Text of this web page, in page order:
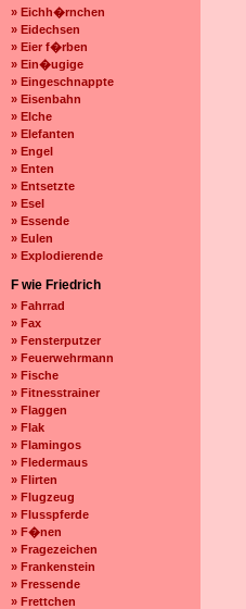
» Eichh�rnchen
» Eidechsen
» Eier f�rben
» Ein�ugige
» Eingeschnappte
» Eisenbahn
» Elche
» Elefanten
» Engel
» Enten
» Entsetzte
» Esel
» Essende
» Eulen
» Explodierende
F wie Friedrich
» Fahrrad
» Fax
» Fensterputzer
» Feuerwehrmann
» Fische
» Fitnesstrainer
» Flaggen
» Flak
» Flamingos
» Fledermaus
» Flirten
» Flugzeug
» Flusspferde
» F�nen
» Fragezeichen
» Frankenstein
» Fressende
» Frettchen